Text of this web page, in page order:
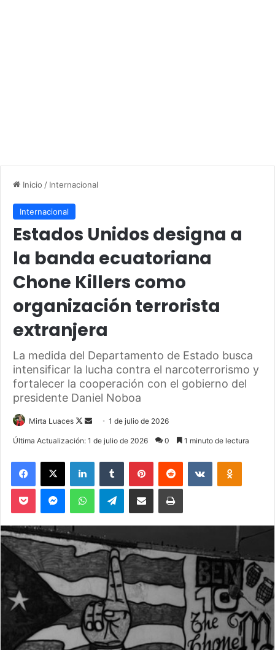
Inicio / Internacional
Internacional
Estados Unidos designa a
la banda ecuatoriana
Chone Killers como
organización terrorista
extranjera
La medida del Departamento de Estado busca
intensificar la lucha contra el narcoterrorismo y
fortalecer la cooperación con el gobierno del
presidente Daniel Noboa
Mirta Luaces
F
l
o
n
X
d
m
a
i
l
1 de julio de 2026
Última Actualización: 1 de julio de 2026 0 1 minuto de lectura
Telegram